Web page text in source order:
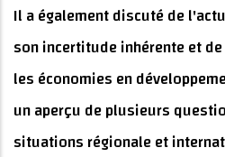
Il a également discuté de
son incertitude inhérente et
les économies en
un aperçu de plusieurs
situations régionale et